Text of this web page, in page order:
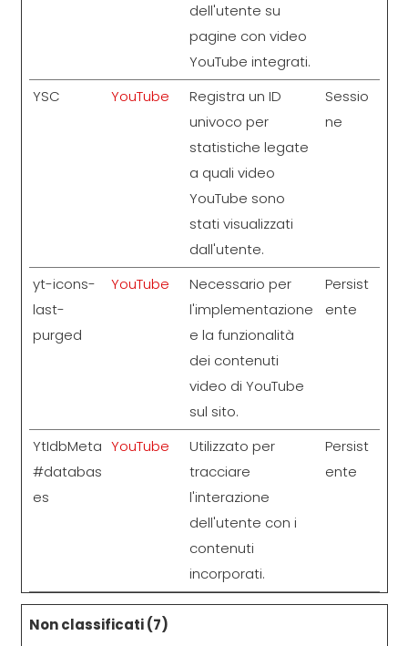
dell'utente su
pagine con video
YouTube integrati.
YSC YouTube
Registra un ID
univoco per
statistiche legate
a quali video
YouTube sono
stati visualizzati
dall'utente.
Sessio
ne
yt-icons-
last-
purged
YouTube
Necessario per
l'implementazione
e la funzionalità
dei contenuti
video di YouTube
sul sito.
Persist
ente
YtIdbMeta
#databas
es
YouTube
Utilizzato per
tracciare
l'interazione
dell'utente con i
contenuti
incorporati.
Persist
ente
Non classificati (7)